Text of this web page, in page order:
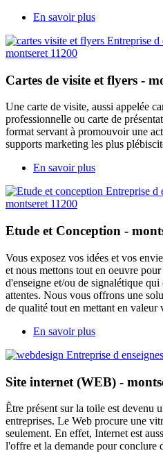
En savoir plus
Cartes de visite et flyers -
Une carte de visite, aussi appelée
professionnelle ou carte de
format servant à promouvoir une
supports marketing les plus
En savoir plus
Etude et Conception -
Vous exposez vos idées et vos
et nous mettons tout en oeuvre
d'enseigne et/ou de signalétique
attentes. Nous vous offrons une
de qualité tout en mettant en valeur
En savoir plus
Site internet (WEB) -
Être présent sur la toile est devenu
entreprises. Le Web procure une
seulement. En effet, Internet est
l'offre et la demande pour conclure